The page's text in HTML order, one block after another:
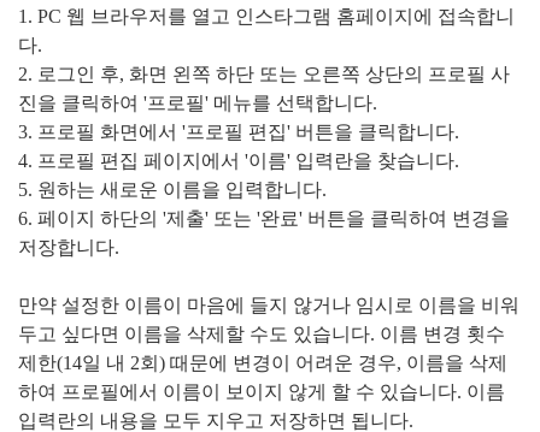
1. PC 웹 브라우저를 열고 인스타그램 홈페이지에 접속합니
다.
2. 로그인 후, 화면 왼쪽 하단 또는 오른쪽 상단의 프로필 사
진을 클릭하여 '프로필' 메뉴를 선택합니다.
3. 프로필 화면에서 '프로필 편집' 버튼을 클릭합니다.
4. 프로필 편집 페이지에서 '이름' 입력란을 찾습니다.
5. 원하는 새로운 이름을 입력합니다.
6. 페이지 하단의 '제출' 또는 '완료' 버튼을 클릭하여 변경을
저장합니다.
만약 설정한 이름이 마음에 들지 않거나 임시로 이름을 비워
두고 싶다면 이름을 삭제할 수도 있습니다. 이름 변경 횟수
제한(14일 내 2회) 때문에 변경이 어려운 경우, 이름을 삭제
하여 프로필에서 이름이 보이지 않게 할 수 있습니다. 이름
입력란의 내용을 모두 지우고 저장하면 됩니다.